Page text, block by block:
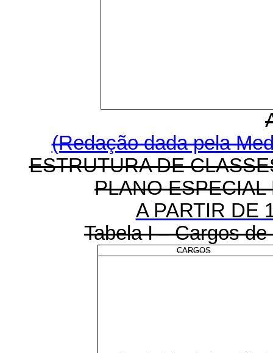
(Redação dada pela
ESTRUTURA DE
PLANO
A PARTIR DE
Tabela I – Cargos
CARGOS